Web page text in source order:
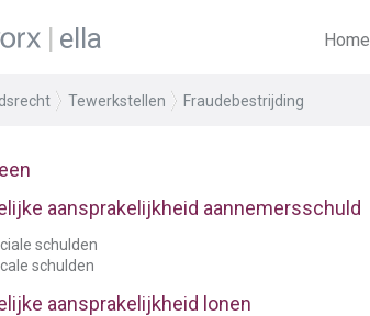
ella Home
Tewerkstellen Fraudebestrijding
aansprakelijkheid aannemersschuld
schulden
schulden
aansprakelijkheid lonen